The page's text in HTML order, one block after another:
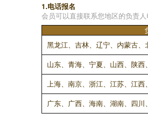
1.电话报名
会员可以直接联系您地区的负责
黑龙江、吉林、辽宁、内蒙古、
山东、青海、宁夏、山西、陕西
上海、南京、浙江、江苏、江
广东、广西、海南、湖南、四川